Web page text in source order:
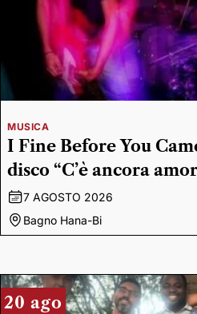
MUSICA
I Fine Before You
disco “C’è ancora
7 AGOSTO 2026
Bagno Hana-Bi
20 ago